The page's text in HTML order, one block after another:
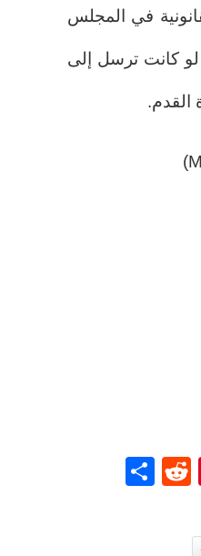
في المجلس
كانت ترسل إلى
القدم.
Pinterest
Reddit